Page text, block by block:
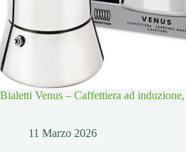
Bialetti Venus – Caffettiera ad
11 Marzo 2026